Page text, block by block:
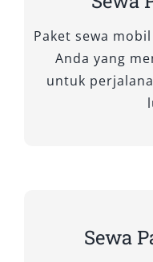
otomatis, tipe ini
maupun keluarga
sensasi rental
perjalanan bisnis
1. Pajero
Paket sewa
Anda yang
untuk
Sewa